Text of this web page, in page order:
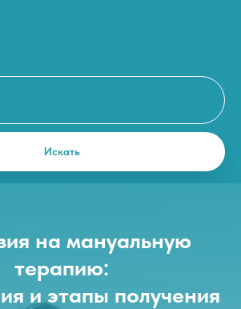
Искать
на мануальную
терапию:
и этапы получения